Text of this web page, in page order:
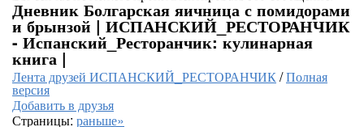
Дневник Болгарская яичница с помидорами
и брынзой | ИСПАНСКИЙ_РЕСТОРАНЧИК
- Испанский_Ресторанчик: кулинарная
книга |
Лента друзей ИСПАНСКИЙ_РЕСТОРАНЧИК/Полная
версия
Добавить в друзья
Страницы: раньше»